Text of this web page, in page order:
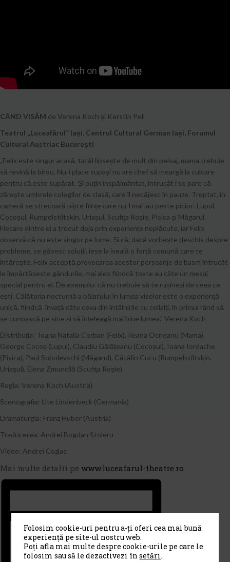
CÂND VISĂM de Verena Koch și Kerstin Pell
Teatrul „Luceafărul” Iași, Centrul Cultural German Iași, Forumul
Cultural Austriac București
„Felix este singur acasă, tatăl lipsește de mult din peisaj, mama trebuie
să revină la birou. Nu-i place supași nu are chef să meargă la culcare
pentru că este supărat. Și puțin înspăimântat, întrucât i se pare că
zărește umbrele colegilor de clasă, care îl necăjesc în pauze. Treptat, în
cameră se strecoară niște ființe care nu-l mai iau peste picior: Lupul,
Cocoșul, Rumpelstiltskin, Uriașul, Scufița Roșie, Pisica și Măgarul.
Fiecare dintre ei a trecut deja prin experiențe neplăcute, iar Felix
observă că nu este singur pe lume. Și că, dacă vorbește deschis despre
probleme, se găsesc soluții, iese la iveală o forță comună care te
întărește. Felix acceptă provocarea acestor persoanje de basm întrucât
le împărtășește gândurile, mai ales fiindcă toate au câte un mesaj
special pentru el. De exemplu: că nu trebuie să te rușinezi de ceea ce
ești. Călătoria nocturnă a băiatului în lumea viselor este o experiență
unică, fiindcă învață câte ceva din întâlnirile cu ceilalți, în primul rând să
se cunoască pe sine și să înțeleagă mai bine lumea.” Verena Koch
Distribuția: Ioana Natalia Corban (Felix), Ileana Ocneanu (Mama),
George Cocoș (Lupul), Claudiu Gălățeanu (Cocoșul), Ioana Iordache
(Pisica), Paul Sobolevschi (Măgarul), Cătălin Cucu (Rumpelstiltskin,
Uriașul), Elena Zmuncilă (Scufița Roșie).
Regia: Verena Koch (Austria)
Scenografia: Ute Lindenbeck (Germania)
Dramaturgia: Franz Huber (Austria)
Traducerea: Andrei Bogdan Stoleru
Video: Andrei Cozlac
Mai multe detalii pe www.luceafarul-theatre.ro
Folosim cookie-uri pentru a-ți oferi cea mai bună
experiență pe site-ul nostru web.
Poți afla mai multe despre cookie-urile pe care le
folosim sau să le dezactivezi însetări.